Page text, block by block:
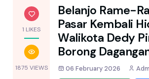
1 LIKES
1875 VIEWS
Belanjo Rame-
Pasar Kembali
Walikota Dedy
Borong
06 February 2026